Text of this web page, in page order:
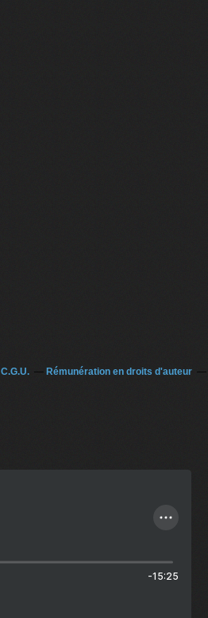
C.G.U. Rémunération en droits d'auteur
-15:25